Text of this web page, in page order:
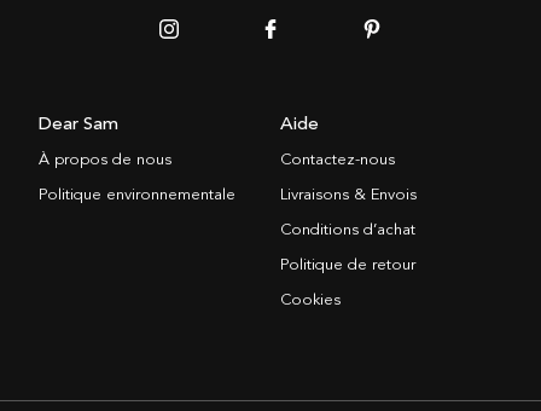
Dear Sam
À propos de nous
Politique environnementale
Aide
Contactez-nous
Livraisons & Envois
Conditions d’achat
Politique de retour
Cookies